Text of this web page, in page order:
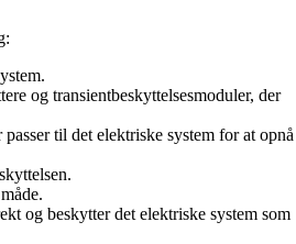
og transientbeskyttelsesmoduler, der
til det elektriske system for at opnå
og beskytter det elektriske system som